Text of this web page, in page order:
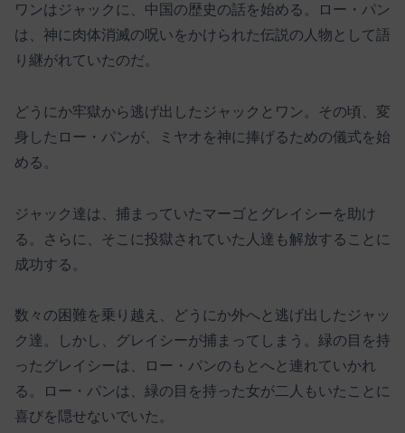
ワンはジャックに、中国の歴史の話を始める。ロー・パン
は、神に肉体消滅の呪いをかけられた伝説の人物として語
り継がれていたのだ。
どうにか牢獄から逃げ出したジャックとワン。その頃、変
身したロー・パンが、ミヤオを神に捧げるための儀式を始
める。
ジャック達は、捕まっていたマーゴとグレイシーを助け
る。さらに、そこに投獄されていた人達も解放することに
成功する。
数々の困難を乗り越え、どうにか外へと逃げ出したジャッ
ク達。しかし、グレイシーが捕まってしまう。緑の目を持
ったグレイシーは、ロー・パンのもとへと連れていかれ
る。ロー・パンは、緑の目を持った女が二人もいたことに
喜びを隠せないでいた。